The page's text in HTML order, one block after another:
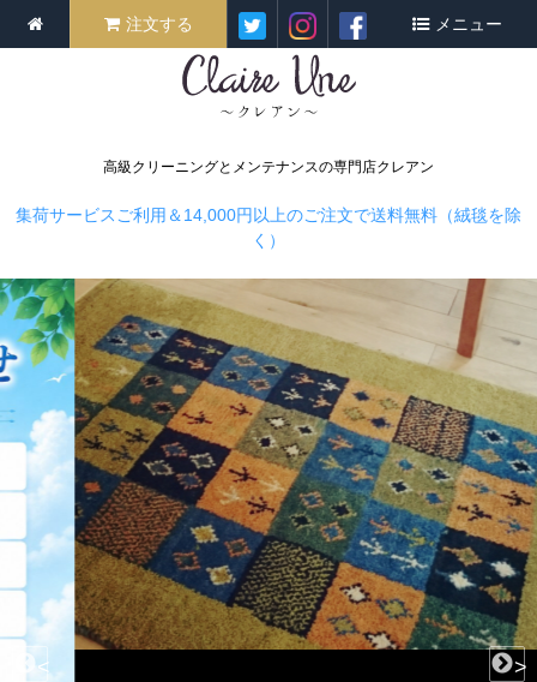
高級クリーニングとメンテナンスの専門店クレアン
注文する メニュー
集荷サービスご利用＆14,000円以上のご注文で送料無料（絨毯を除
く）
< >